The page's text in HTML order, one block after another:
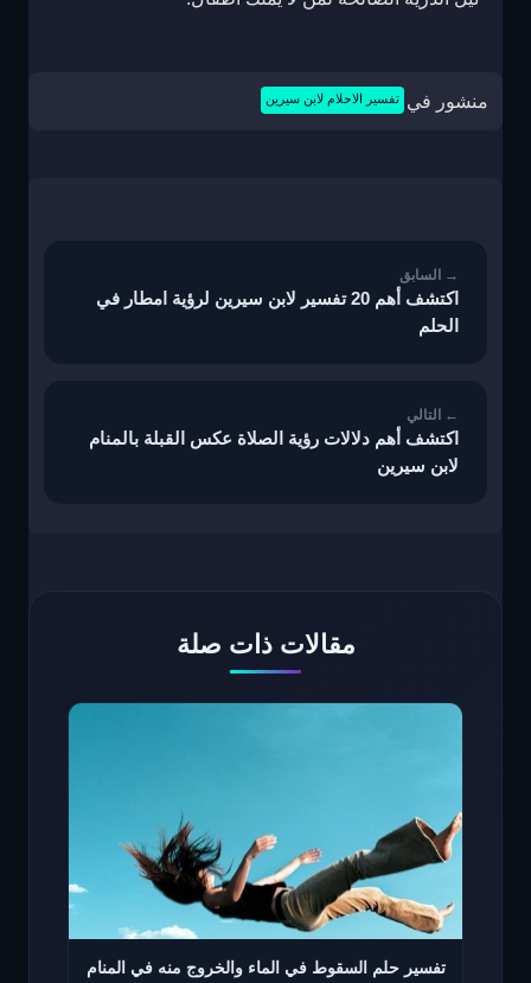
منشور في تفسير الاحلام لابن سيرين
اكتشف أهم 20 تفسير لابن سيرين لرؤية امطار في
الحلم
اكتشف أهم دلالات رؤية الصلاة عكس القبلة بالمنام
لابن سيرين
مقالات ذات صلة
تفسير حلم السقوط في الماء والخروج منه في المنام